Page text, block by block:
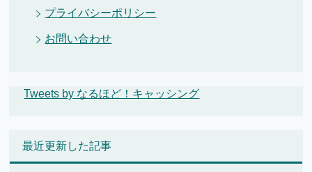
プライバシーポリシー
お問い合わせ
Tweets by なるほど！キャッシング
最近更新した記事